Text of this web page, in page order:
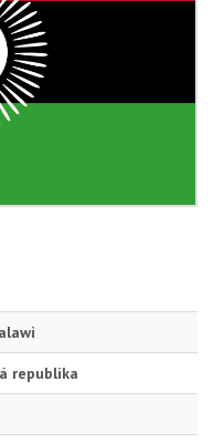
republika